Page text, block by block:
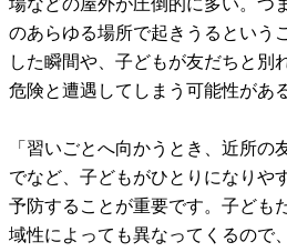
場などの屋外が圧倒的に多い。つ
のあらゆる場所で起きうるという
した瞬間や、子どもが友だちと別
危険と遭遇してしまう可能性があ
「習いごとへ向かうとき、近所の
でなど、子どもがひとりになりや
予防することが重要です。子ども
域性によっても異なってくるので